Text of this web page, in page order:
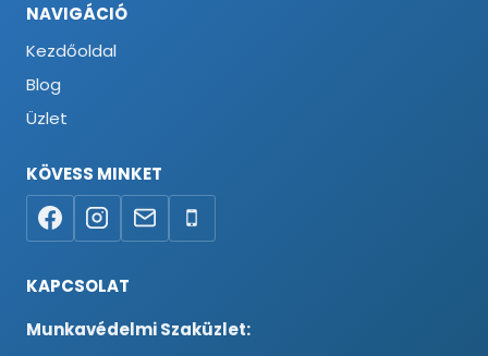
NAVIGÁCIÓ
Kezdőoldal
Blog
Üzlet
KÖVESS MINKET
KAPCSOLAT
Munkavédelmi Szaküzlet: